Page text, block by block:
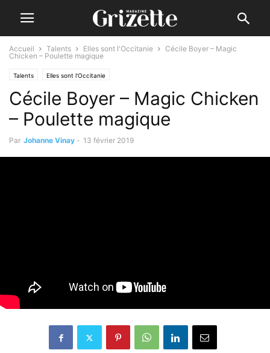
Accueil Talents Elles sont l'Occitanie
Cécile Boyer – Magic
Chicken – Poulette magique
Talents Elles sont l'Occitanie
Cécile Boyer – Magic Chicken
– Poulette magique
Par Johanne Vinay - 13 février 2019